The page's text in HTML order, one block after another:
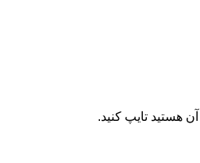
هستید تایپ کنید.